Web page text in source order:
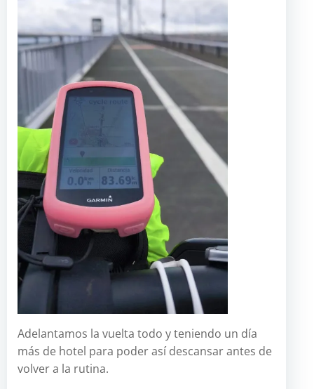
Adelantamos la vuelta todo y teniendo un día
más de hotel para poder así descansar antes de
volver a la rutina.